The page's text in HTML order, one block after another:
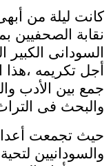
كانت ليلة من
نقابة الصحفيين
السودانى الكبير
أجل تكريمه ،هذا
جمع بين الأدب
والبحث فى
حيث تجمعت
والسودانيين